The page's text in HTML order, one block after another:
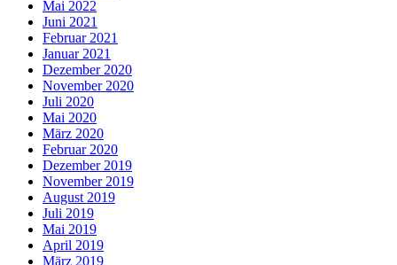
Mai 2022
Juni 2021
Februar 2021
Januar 2021
Dezember 2020
November 2020
Juli 2020
Mai 2020
März 2020
Februar 2020
Dezember 2019
November 2019
August 2019
Juli 2019
Mai 2019
April 2019
März 2019